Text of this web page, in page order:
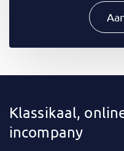
Klassikaal,
incompany